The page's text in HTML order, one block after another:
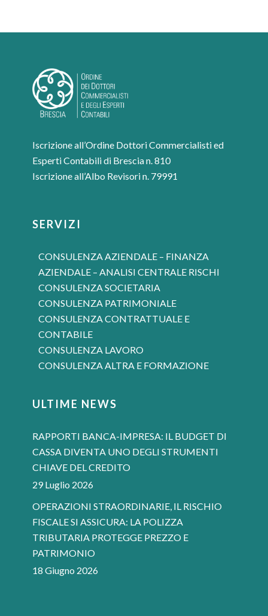
Iscrizione all’Ordine Dottori Commercialisti ed
Esperti Contabili di Brescia n. 810
Iscrizione all’Albo Revisori n. 79991
SERVIZI
CONSULENZA AZIENDALE – FINANZA
AZIENDALE – ANALISI CENTRALE RISCHI
CONSULENZA SOCIETARIA
CONSULENZA PATRIMONIALE
CONSULENZA CONTRATTUALE E
CONTABILE
CONSULENZA LAVORO
CONSULENZA ALTRA E FORMAZIONE
ULTIME NEWS
RAPPORTI BANCA-IMPRESA: IL BUDGET DI
CASSA DIVENTA UNO DEGLI STRUMENTI
CHIAVE DEL CREDITO
29 Luglio 2026
OPERAZIONI STRAORDINARIE, IL RISCHIO
FISCALE SI ASSICURA: LA POLIZZA
TRIBUTARIA PROTEGGE PREZZO E
PATRIMONIO
18 Giugno 2026